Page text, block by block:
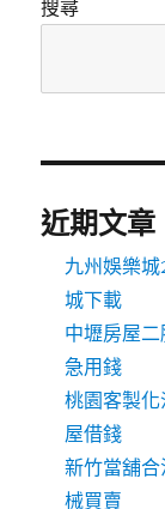
搜尋
近期文章
九州娛樂
城下載
中壢房屋
急用錢
桃園客製
屋借錢
新竹當舖
械買賣